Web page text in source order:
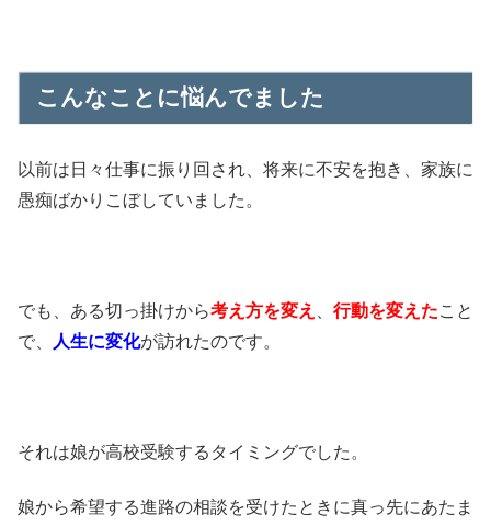
こんなことに悩んでました
以前は日々仕事に振り回され、将来に不安を抱き、家族に
愚痴ばかりこぼしていました。
でも、ある切っ掛けから考え方を変え 行動を変えたこと
で、
人生に変化が訪れたのです。
それは娘が高校受験するタイミングでした。
娘から希望する進路の相談を受けたときに真っ先にあたま